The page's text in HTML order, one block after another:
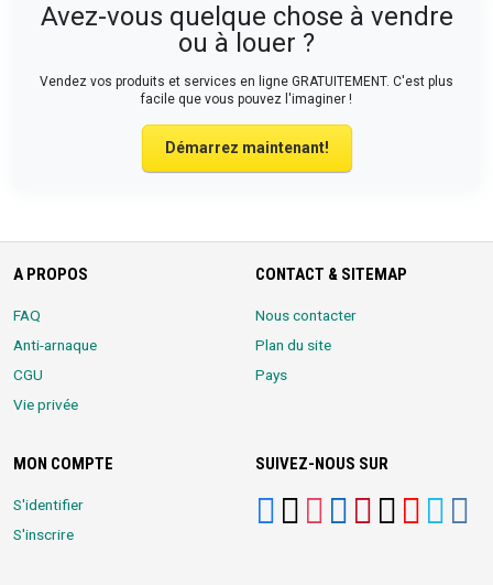
Avez-vous quelque chose à vendre
ou à louer ?
Vendez vos produits et services en ligne GRATUITEMENT. C'est plus
facile que vous pouvez l'imaginer !
Démarrez maintenant!
A PROPOS
FAQ
Anti-arnaque
CGU
Vie privée
CONTACT & SITEMAP
Nous contacter
Plan du site
Pays
MON COMPTE
S'identifier
S'inscrire
SUIVEZ-NOUS SUR